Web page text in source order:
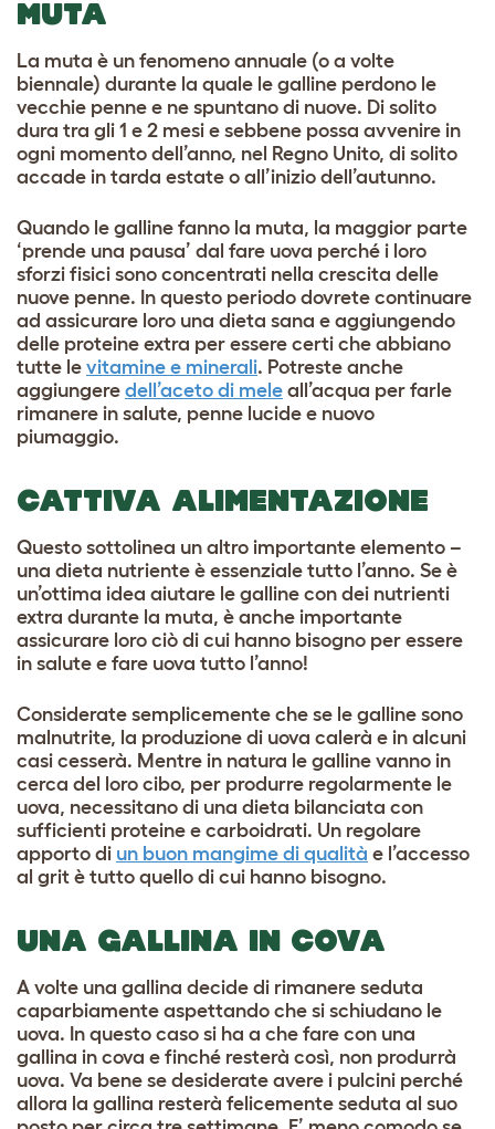
MUTA
La muta è un fenomeno annuale (o a volte
biennale) durante la quale le galline perdono le
vecchie penne e ne spuntano di nuove. Di solito
dura tra gli 1 e 2 mesi e sebbene possa avvenire in
ogni momento dell’anno, nel Regno Unito, di solito
accade in tarda estate o all’inizio dell’autunno.
Quando le galline fanno la muta, la maggior parte
‘prende una pausa’ dal fare uova perché i loro
sforzi fisici sono concentrati nella crescita delle
nuove penne. In questo periodo dovrete continuare
ad assicurare loro una dieta sana e aggiungendo
delle proteine extra per essere certi che abbiano
tutte le vitamine e minerali. Potreste anche
aggiungere dell’aceto di mele all’acqua per farle
rimanere in salute, penne lucide e nuovo
piumaggio.
CATTIVA ALIMENTAZIONE
Questo sottolinea un altro importante elemento –
una dieta nutriente è essenziale tutto l’anno. Se è
un’ottima idea aiutare le galline con dei nutrienti
extra durante la muta, è anche importante
assicurare loro ciò di cui hanno bisogno per essere
in salute e fare uova tutto l’anno!
Considerate semplicemente che se le galline sono
malnutrite, la produzione di uova calerà e in alcuni
casi cesserà. Mentre in natura le galline vanno in
cerca del loro cibo, per produrre regolarmente le
uova, necessitano di una dieta bilanciata con
sufficienti proteine e carboidrati. Un regolare
apporto di un buon mangime di qualità e l’accesso
al grit è tutto quello di cui hanno bisogno.
UNA GALLINA IN COVA
A volte una gallina decide di rimanere seduta
caparbiamente aspettando che si schiudano le
uova. In questo caso si ha a che fare con una
gallina in cova e finché resterà così, non produrrà
uova. Va bene se desiderate avere i pulcini perché
allora la gallina resterà felicemente seduta al suo